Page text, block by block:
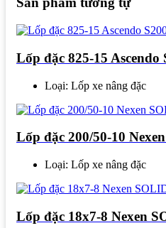
Lốp đặc 825-15 Ascendo
Loại: Lốp xe nâng đặc
Lốp đặc 200/50-10
Loại: Lốp xe nâng đặc
Lốp đặc 18x7-8 Nexen